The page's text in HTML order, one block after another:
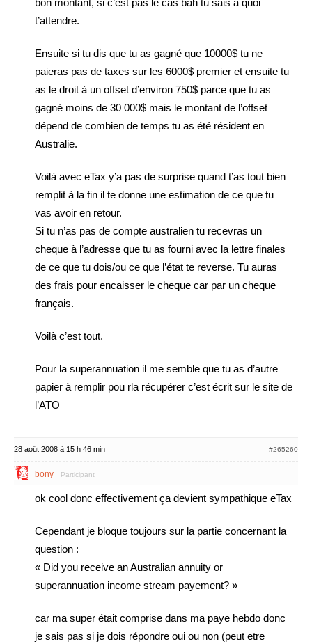
bon montant, si c’est pas le cas bah tu sais à quoi
t’attendre.
Ensuite si tu dis que tu as gagné que 10000$ tu ne
paieras pas de taxes sur les 6000$ premier et ensuite tu
as le droit à un offset d’environ 750$ parce que tu as
gagné moins de 30 000$ mais le montant de l’offset
dépend de combien de temps tu as été résident en
Australie.
Voilà avec eTax y’a pas de surprise quand t’as tout bien
remplit à la fin il te donne une estimation de ce que tu
vas avoir en retour.
Si tu n’as pas de compte australien tu recevras un
cheque à l’adresse que tu as fourni avec la lettre finales
de ce que tu dois/ou ce que l’état te reverse. Tu auras
des frais pour encaisser le cheque car par un cheque
français.
Voilà c’est tout.
Pour la superannuation il me semble que tu as d’autre
papier à remplir pou rla récupérer c’est écrit sur le site de
l’ATO
28 août 2008 à 15 h 46 min #265260
bony Participant
ok cool donc effectivement ça devient sympathique eTax
Cependant je bloque toujours sur la partie concernant la
question :
« Did you receive an Australian annuity or
superannuation income stream payement? »
car ma super était comprise dans ma paye hebdo donc
je sais pas si je dois répondre oui ou non (peut etre